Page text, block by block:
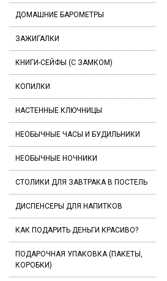
ДОМАШНИЕ БАРОМЕТРЫ
ЗАЖИГАЛКИ
КНИГИ-СЕЙФЫ (С ЗАМКОМ)
КОПИЛКИ
НАСТЕННЫЕ КЛЮЧНИЦЫ
НЕОБЫЧНЫЕ ЧАСЫ И БУДИЛЬНИКИ
НЕОБЫЧНЫЕ НОЧНИКИ
СТОЛИКИ ДЛЯ ЗАВТРАКА В ПОСТЕЛЬ
ДИСПЕНСЕРЫ ДЛЯ НАПИТКОВ
КАК ПОДАРИТЬ ДЕНЬГИ КРАСИВО?
ПОДАРОЧНАЯ УПАКОВКА (ПАКЕТЫ,
КОРОБКИ)